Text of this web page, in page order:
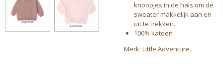
knoopjes in de hals om de
sweater makkelijk aan en
uit te trekken.
100% katoen
Merk: Little Adventure.